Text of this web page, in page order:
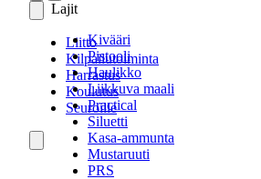
Lajit
Kivääri
Pistooli
Haulikko
Liikkuva maali
Practical
Siluetti
Kasa-ammunta
Mustaruuti
PRS
Liitto
Kilpailutoiminta
Harrastus
Koulutus
Seuroille